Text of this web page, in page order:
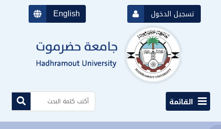
English تسجيل الدخول
القائمة